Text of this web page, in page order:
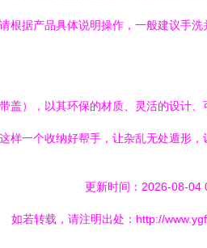
根据产品具体说明操作，一般建议手
盖），以其环保的材质、灵活的设计
一个收纳好帮手，让杂乱无处遁形，
更新时间：2026-08-04
如若转载，请注明出处：http://